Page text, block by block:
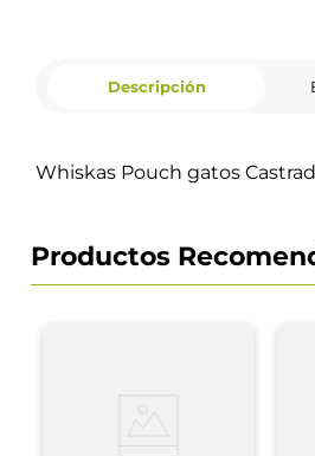
Descripción
Whiskas Pouch gatos
Productos